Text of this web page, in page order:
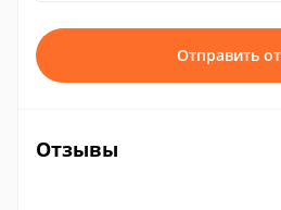
Отправить
Отзывы